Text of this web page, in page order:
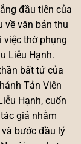
đầu tiên của
về văn bản thu
thờ phụng
Liễu Hạnh.
bất tử của
Tản Viên
Hạnh, cuốn
giả nhằm
bước đầu lý